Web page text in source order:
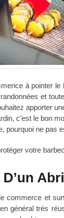
à pointer
et
apporter
c’est le bon
pourquoi ne pas
votre
Abri
commerce et
général très